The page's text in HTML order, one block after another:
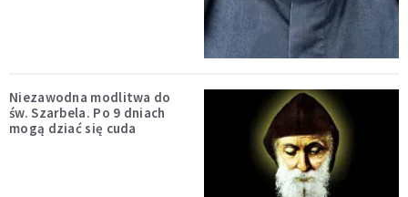
Niezawodna modlitwa do
św. Szarbela. Po 9 dniach
mogą dziać się cuda